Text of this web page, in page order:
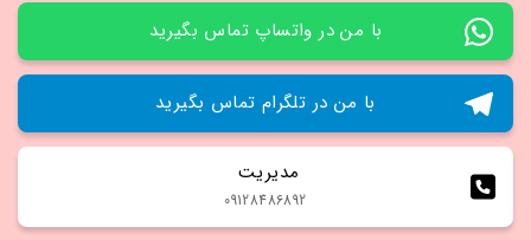
با من در واتساپ تماس بگیرید
با من در تلگرام تماس بگیرید
مدیریت
09128486892